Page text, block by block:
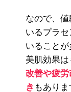
なので、
いるプラ
いることが
美肌効果は
改善や疲
き もありま